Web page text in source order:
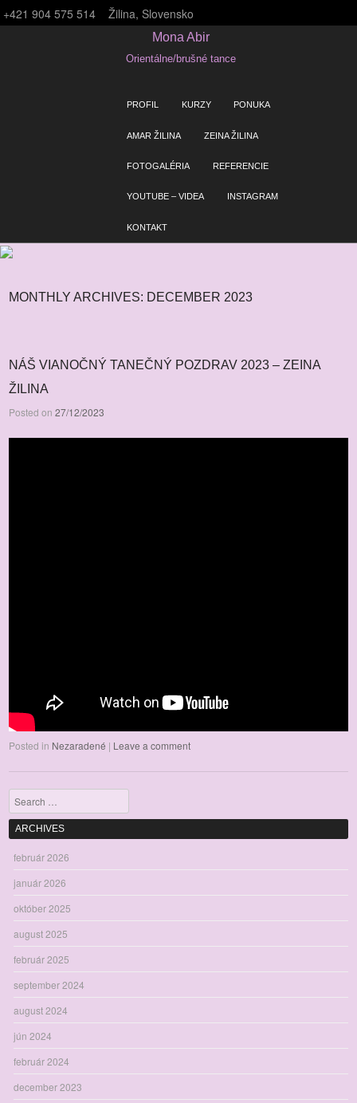
+421 904 575 514 Žilina, Slovensko
Mona Abir
Orientálne/brušné tance
Menu
PROFIL KURZY PONUKA
AMAR ŽILINA ZEINA ŽILINA
FOTOGALÉRIA REFERENCIE
YOUTUBE – VIDEA INSTAGRAM
KONTAKT
MONTHLY ARCHIVES: DECEMBER 2023
NÁŠ VIANOČNÝ TANEČNÝ POZDRAV 2023 – ZEINA
ŽILINA
Posted on27/12/2023
Posted in Nezaradené | Leave a comment
Search
ARCHIVES
február 2026
január 2026
október 2025
august 2025
február 2025
september 2024
august 2024
jún 2024
február 2024
december 2023